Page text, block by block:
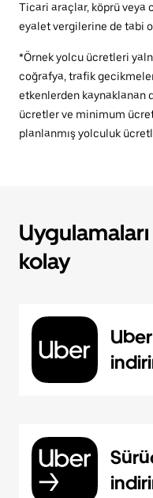
Ticari araçlar, köprü veya
eyalet vergilerine de tabi
*Örnek yolcu ücretleri
coğrafya, trafik
etkenlerden kaynaklanan
ücretler ve minimum
planlanmış yolculuk
kolay